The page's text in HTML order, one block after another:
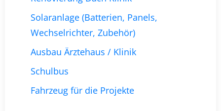
Solaranlage (Batterien, Panels,
Wechselrichter, Zubehör)
Ausbau Ärztehaus / Klinik
Schulbus
Fahrzeug für die Projekte